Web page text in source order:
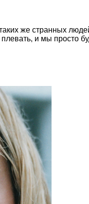
же странных
и мы просто